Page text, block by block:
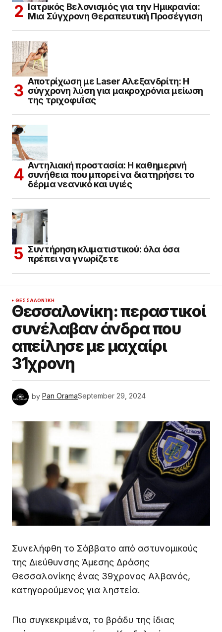
Ιατρικός Βελονισμός για την Ημικρανία:
Μια Σύγχρονη Θεραπευτική Προσέγγιση
Αποτρίχωση με Laser Αλεξανδρίτη: Η
σύγχρονη λύση για μακροχρόνια μείωση
της τριχοφυΐας
Αντηλιακή προστασία: Η καθημερινή
συνήθεια που μπορεί να διατηρήσει το
δέρμα νεανικό και υγιές
Συντήρηση κλιματιστικού: όλα όσα
πρέπει να γνωρίζετε
ΘΕΣΣΑΛΟΝΊΚΗ
Θεσσαλονίκη: περαστικοί
συνέλαβαν άνδρα που
απείλησε με μαχαίρι
31χρονη
by Pan OramaSeptember 29, 2024
Συνελήφθη το Σάββατο από αστυνομικούς
της Διεύθυνσης Άμεσης Δράσης
Θεσσαλονίκης ένας 39χρονος Αλβανός,
κατηγορούμενος για ληστεία.
Πιο συγκεκριμένα, το βράδυ της ίδιας